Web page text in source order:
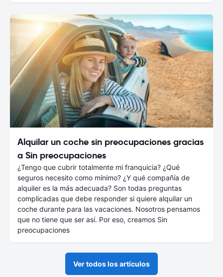
Alquilar un coche sin preocupaciones gracias
a Sin preocupaciones
¿Tengo que cubrir totalmente mi franquicia? ¿Qué
seguros necesito como mínimo? ¿Y qué compañía de
alquiler es la más adecuada? Son todas preguntas
complicadas que debe responder si quiere alquilar un
coche durante para las vacaciones. Nosotros pensamos
que no tiene que ser así. Por eso, creamos Sin
preocupaciones
Ver todos los artículos